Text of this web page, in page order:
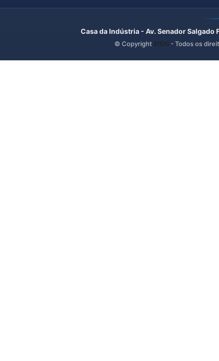
Casa da Indústria - Av. Senador
© Copyright 2026 - Todos os